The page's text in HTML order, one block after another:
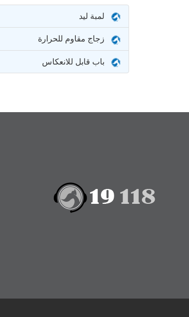
لمبة ليد
زجاج مقاوم للحرارة
باب قابل للانعكاس